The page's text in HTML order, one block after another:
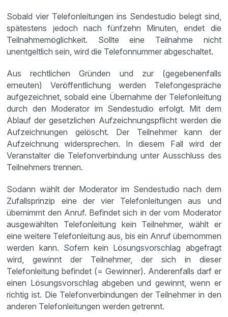
Sobald vier Telefonleitungen ins Sendestudio belegt sind,
spätestens jedoch nach fünfzehn Minuten, endet die
Teilnahmemöglichkeit. Sollte eine Teilnahme nicht
unentgeltlich sein, wird die Telefonnummer abgeschaltet.
Aus rechtlichen Gründen und zur (gegebenenfalls
erneuten) Veröffentlichung werden Telefongespräche
aufgezeichnet, sobald eine Übernahme der Telefonleitung
durch den Moderator im Sendestudio erfolgt. Mit dem
Ablauf der gesetzlichen Aufzeichnungspflicht werden die
Aufzeichnungen gelöscht. Der Teilnehmer kann der
Aufzeichnung widersprechen. In diesem Fall wird der
Veranstalter die Telefonverbindung unter Ausschluss des
Teilnehmers trennen.
Sodann wählt der Moderator im Sendestudio nach dem
Zufallsprinzip eine der vier Telefonleitungen aus und
übernimmt den Anruf. Befindet sich in der vom Moderator
ausgewählten Telefonleitung kein Teilnehmer, wählt er
eine weitere Telefonleitung aus, bis ein Anruf übernommen
werden kann. Sofern kein Lösungsvorschlag abgefragt
wird, gewinnt der Teilnehmer, der sich in dieser
Telefonleitung befindet (= Gewinner). Anderenfalls darf er
einen Lösungsvorschlag abgeben und gewinnt, wenn er
richtig ist. Die Telefonverbindungen der Teilnehmer in den
anderen Telefonleitungen werden getrennt.